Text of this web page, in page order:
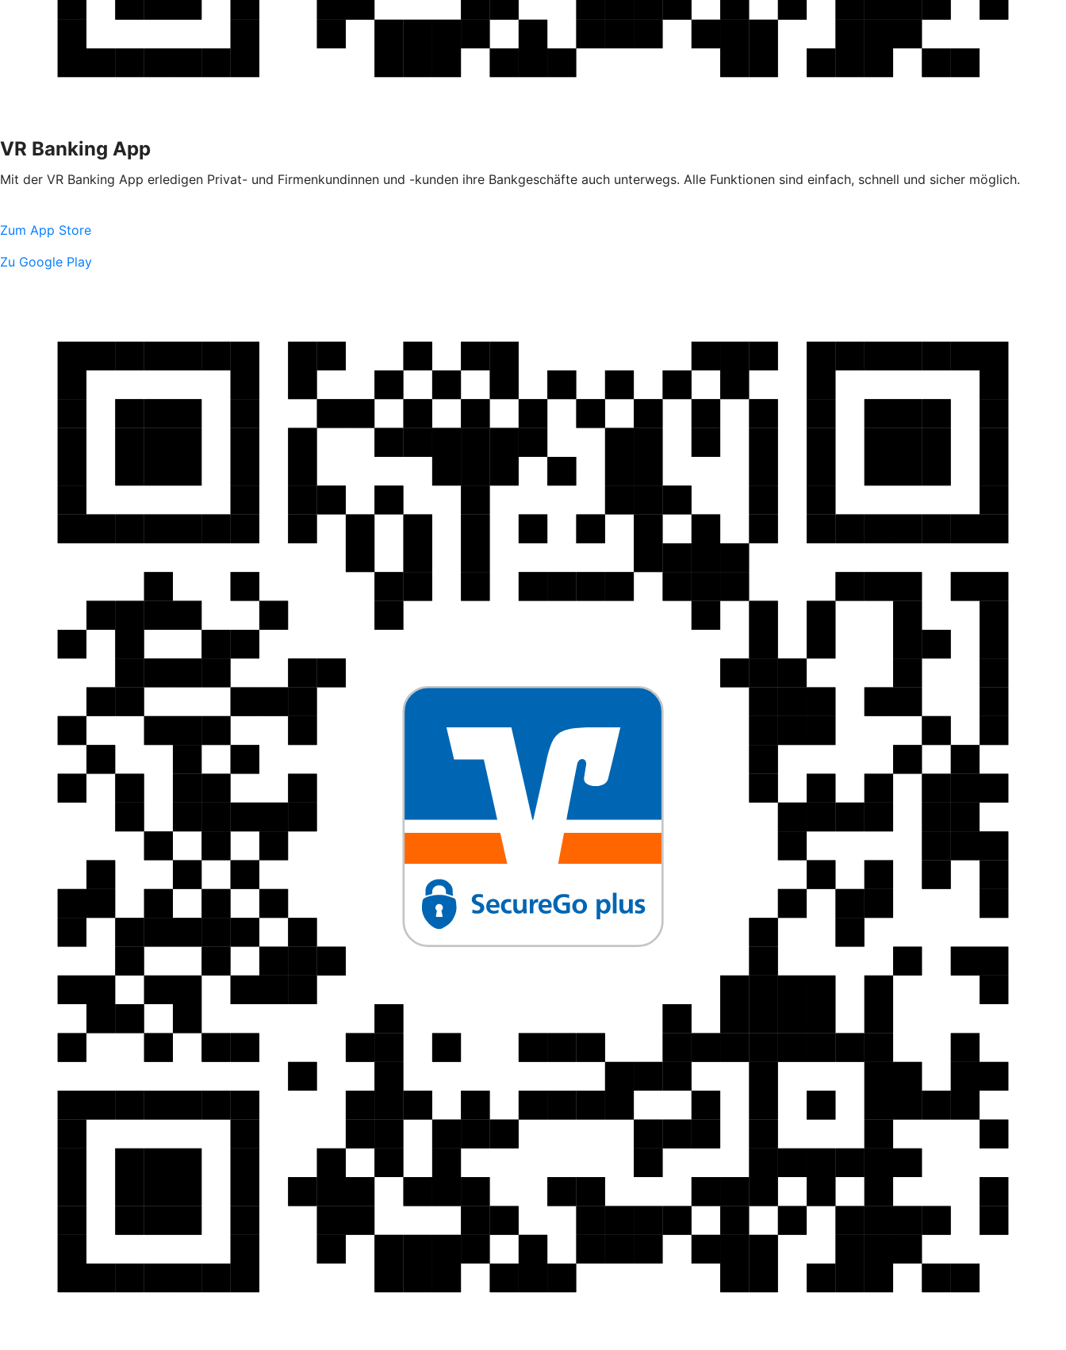
VR Banking App
Mit der VR Banking App erledigen Privat- und Firmenkundinnen und -kunden ihre Bankgeschäfte auch unterwegs. Alle Funktionen sind einfach, schnell und sicher möglich.
Zum App Store
Zu Google Play